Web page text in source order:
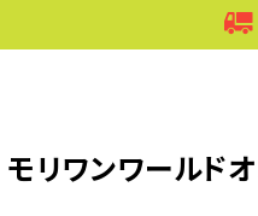
モリワンワールド